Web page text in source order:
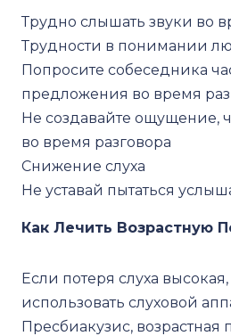
Трудно слышать звуки во
Трудности в понимании
Попросите собеседника
предложения во время
Не создавайте ощущение,
во время разговора
Снижение слуха
Не уставай пытаться
Как Лечить Возрастную
Если потеря слуха
использовать слуховой
Пресбиакузис, возрастная